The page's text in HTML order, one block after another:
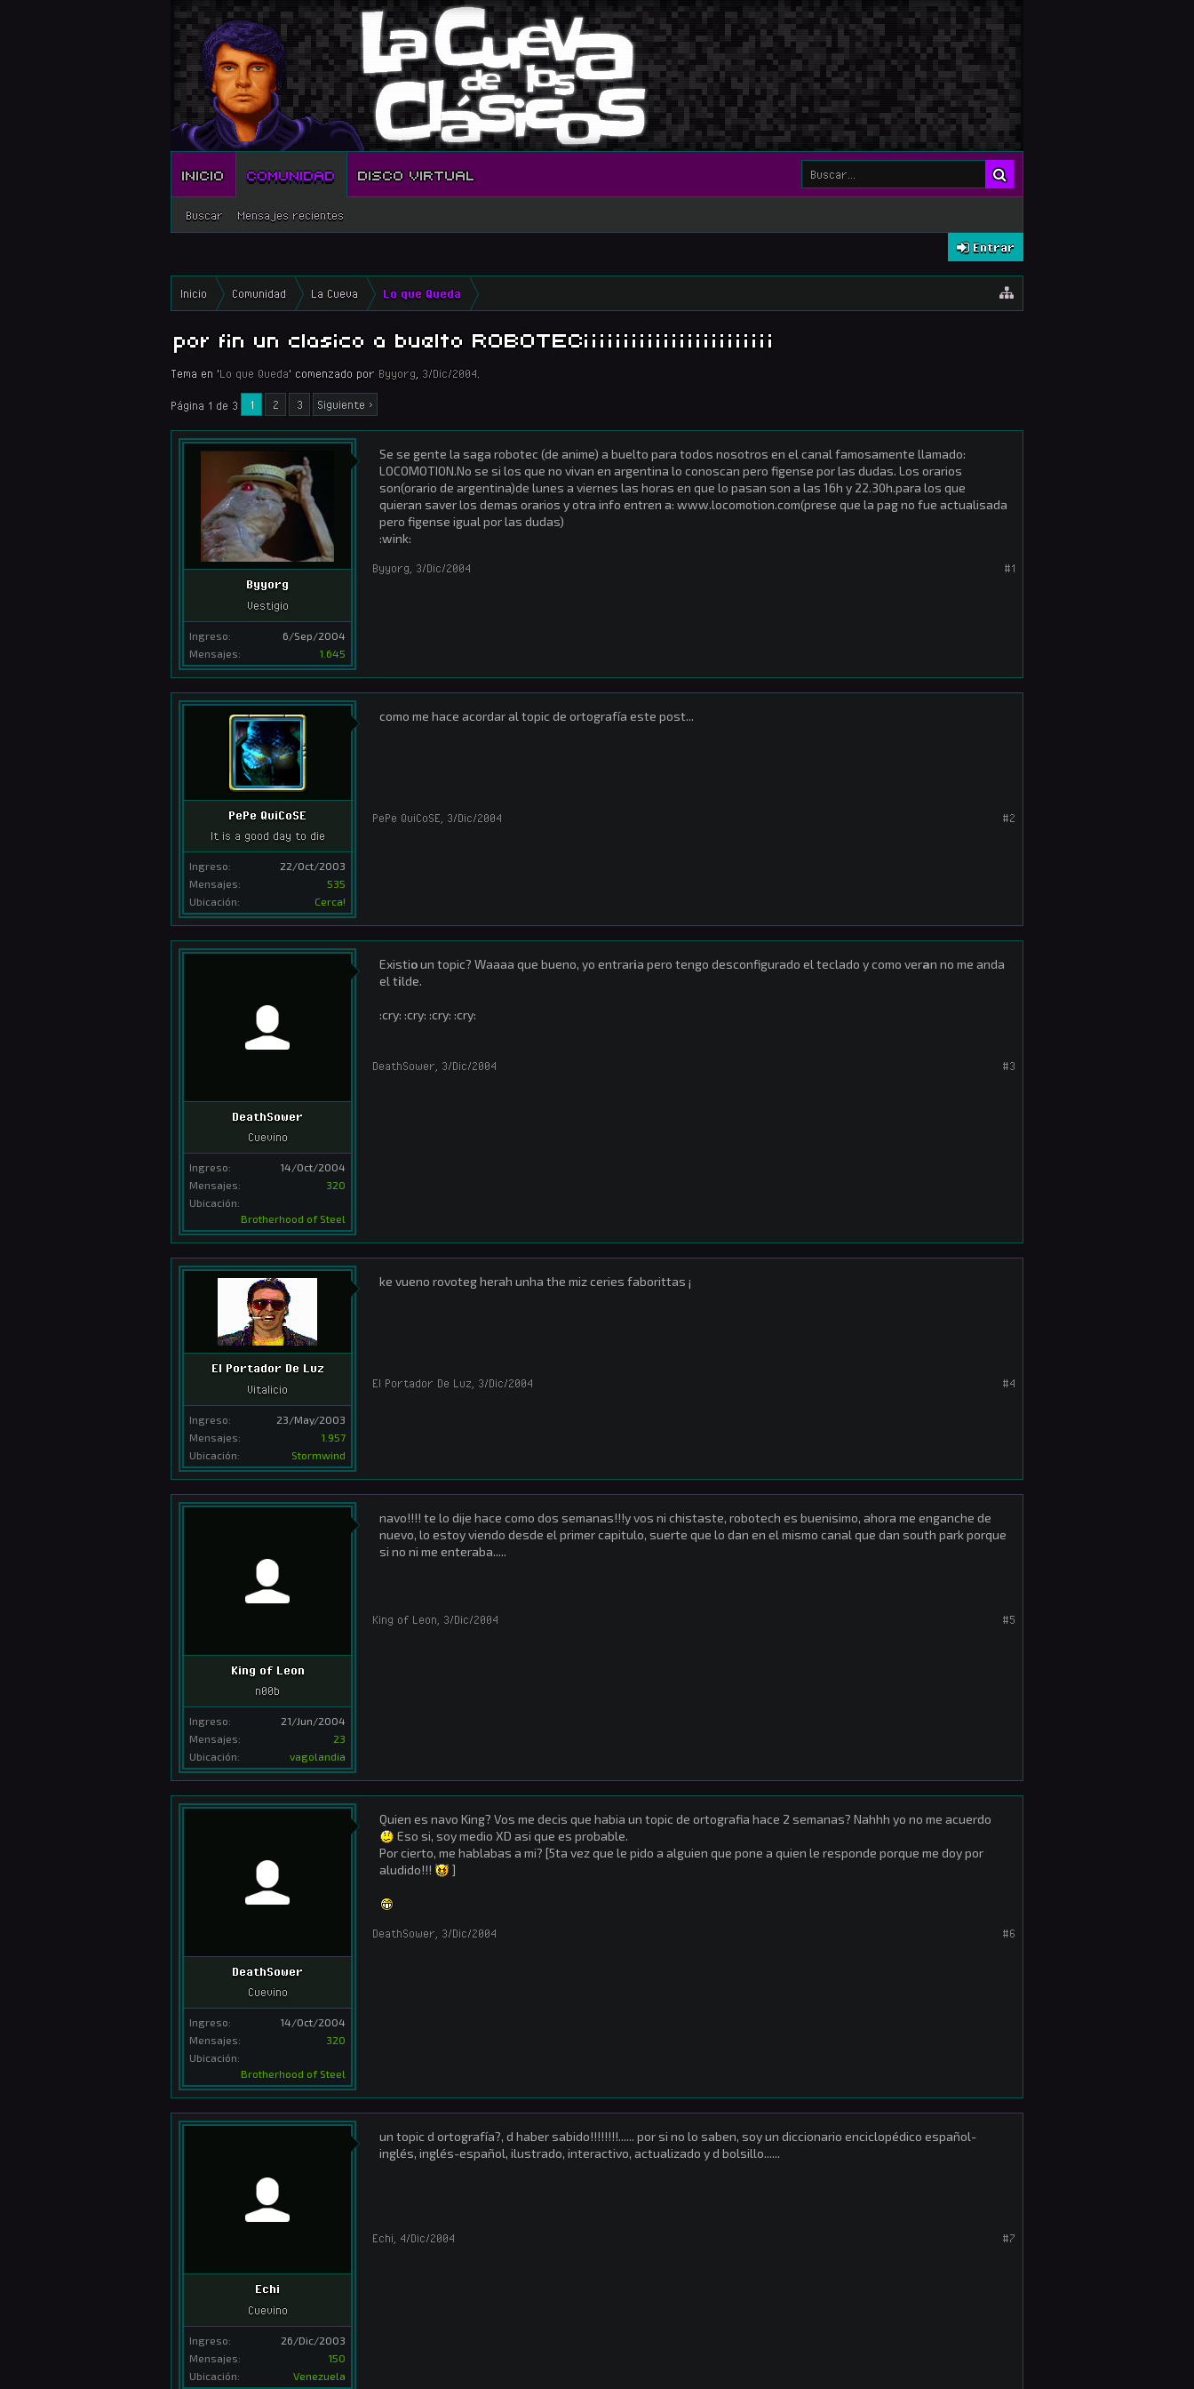
INICIO COMUNIDAD
Buscar Mensajes recientes
DISCO VIRTUAL
Entrar
Inicio Comunidad La Cueva Lo que Queda
por fin un clasico a buelto ROBOTEC¡¡¡¡¡¡¡¡¡¡¡¡¡¡¡¡¡¡¡¡¡¡¡¡
Tema en 'Lo que Queda' comenzado por Byyorg 3/Dic/2004
Página 1 de 3 1 2 3 Siguiente >
Byyorg
Vestigio
Ingreso:
6/Sep/2004
Mensajes:
1.645
Se se gente la saga robotec (de anime) a buelto para todos nosotros en el canal famosamente llamado:
LOCOMOTION.No se si los que no vivan en argentina lo conoscan pero figense por las dudas. Los orarios
son(orario de argentina)de lunes a viernes las horas en que lo pasan son a las 16h y 22.30h.para los que
quieran saver los demas orarios y otra info entren a: www.locomotion.com(prese que la pag no fue actualisada
pero figense igual por las dudas)
:wink:
#1
Byyorg 3/Dic/2004
PePe QuiCoSE
It is a good day to die
Ingreso:
22/Oct/2003
Mensajes:
535
Ubicación:
Cerca!
como me hace acordar al topic de ortografía este post...
#2
PePe QuiCoSE 3/Dic/2004
DeathSower
Cuevino
Ingreso:
14/Oct/2004
Mensajes:
320
Ubicación:
Brotherhood of Steel
Existioun topic? Waaaa que bueno, yo entraria pero tengo desconfigurado el teclado y como veran no me anda
el tilde.
:cry: :cry: :cry: :cry:
#3
DeathSower 3/Dic/2004
El Portador De Luz
Vitalicio
Ingreso:
23/May/2003
Mensajes:
1.957
Ubicación:
Stormwind
ke vueno rovoteg herah unha the miz ceries faborittas ¡
#4
El Portador De Luz 3/Dic/2004
King of Leon
n00b
Ingreso:
21/Jun/2004
Mensajes:
23
Ubicación:
vagolandia
navo!!!! te lo dije hace como dos semanas!!!y vos ni chistaste, robotech es buenisimo, ahora me enganche de
nuevo, lo estoy viendo desde el primer capitulo, suerte que lo dan en el mismo canal que dan south park porque
si no ni me enteraba.....
#5
King of Leon 3/Dic/2004
DeathSower
Cuevino
Ingreso:
14/Oct/2004
Mensajes:
320
Ubicación:
Brotherhood of Steel
Quien es navo King? Vos me decis que habia un topic de ortografia hace 2 semanas? Nahhh yo no me acuerdo
Eso si, soy medio XD asi que es probable.
Por cierto, me hablabas a mi? [5ta vez que le pido a alguien que pone a quien le responde porque me doy por
aludido!!!
]
#6
DeathSower 3/Dic/2004
Echi
Cuevino
Ingreso:
26/Dic/2003
Mensajes:
150
Ubicación:
Venezuela
un topic d ortografía?, d haber sabido!!!!!!!!...... por si no lo saben, soy un diccionario enciclopédico español-
inglés, inglés-español, ilustrado, interactivo, actualizado y d bolsillo......
#7
Echi 4/Dic/2004